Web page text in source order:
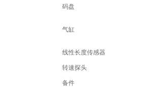
码盘
气缸
线性长度传感器
转速探头
备件